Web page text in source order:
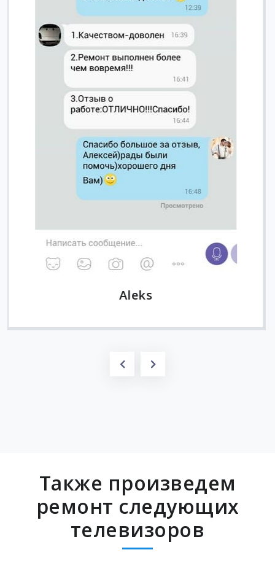
Также произведем
ремонт следующих
телевизоров